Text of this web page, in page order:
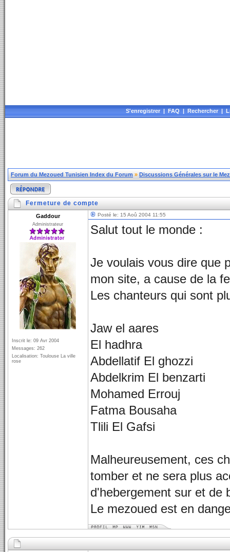
S'enregistrer|FAQ|Rechercher|
Forum du Mezoued Tunisien Index du Forum » Discussions Générales sur le
Fermeture de compte
Gaddour
Administrateur
Inscrit le: 09 Avr 2004
Messages: 262
Localisation: Toulouse La ville
rose
Posté le: 15 Aoû 2004 11:55
Salut tout le monde :
Je voulais vous dire que
mon site, a cause de la
Les chanteurs qui sont
Jaw el aares
El hadhra
Abdellatif El ghozzi
Abdelkrim El benzarti
Mohamed Errouj
Fatma Bousaha
Tlili El Gafsi
Malheureusement, ces
tomber et ne sera plus
d'hebergement sur et de
Le mezoued est en